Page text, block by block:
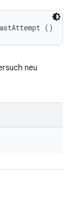
()
neu